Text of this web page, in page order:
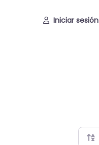
Iniciar sesión